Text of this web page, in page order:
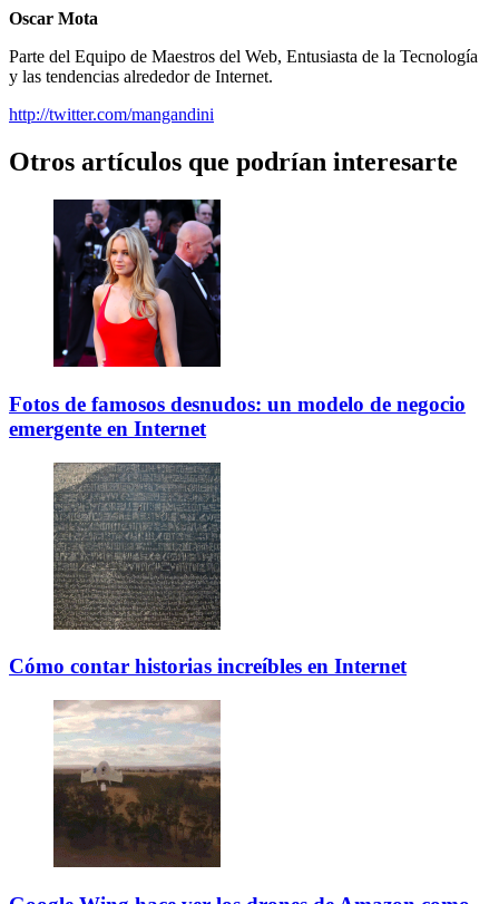
Oscar Mota
Parte del Equipo de Maestros del Web, Entusiasta de la Tecnología
y las tendencias alrededor de Internet.
http://twitter.com/mangandini
Otros artículos que podrían interesarte
Fotos de famosos desnudos: un modelo de negocio
emergente en Internet
Cómo contar historias increíbles en Internet